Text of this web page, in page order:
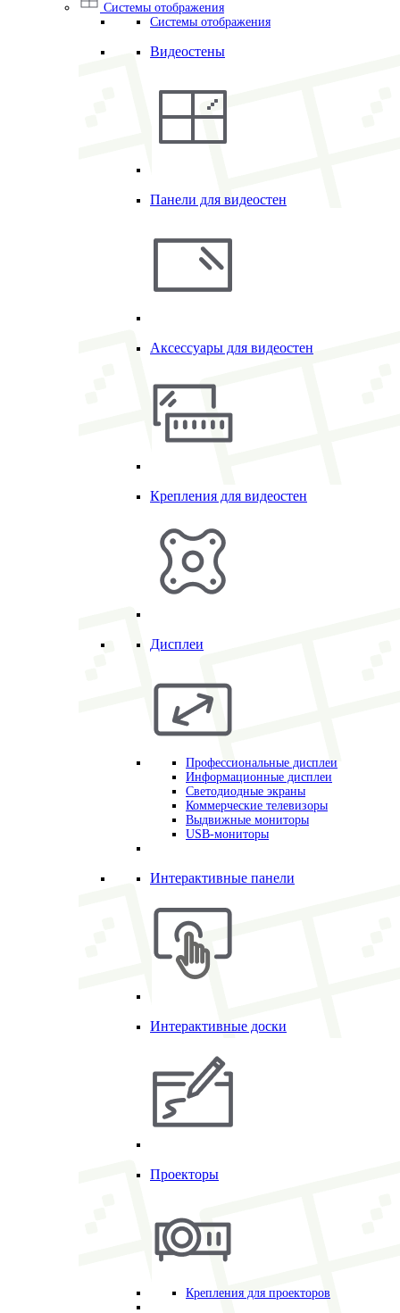
Системы отображения
Системы отображения
Видеостены
Панели для видеостен
Аксессуары для видеостен
Крепления для видеостен
Дисплеи
Профессиональные дисплеи
Информационные дисплеи
Светодиодные экраны
Коммерческие телевизоры
Выдвижные мониторы
USB-мониторы
Интерактивные панели
Интерактивные доски
Проекторы
Крепления для проекторов